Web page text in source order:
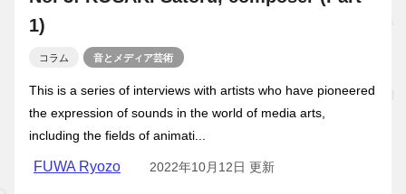
1)
コラム 音とメディア芸術
This is a series of interviews with artists who have pioneered
the expression of sounds in the world of media arts,
including the fields of animati...
FUWA Ryozo 2022年10月12日 更新